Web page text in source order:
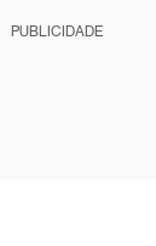
PUBLICIDADE